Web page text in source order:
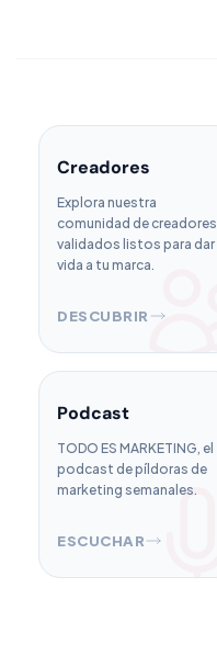
Creadores
Explora nuestra
comunidad de creadores
validados listos para dar
vida a tu marca.
DESCUBRIR
Podcast
TODO ES MARKETING, el
podcast de píldoras de
marketing semanales.
ESCUCHAR